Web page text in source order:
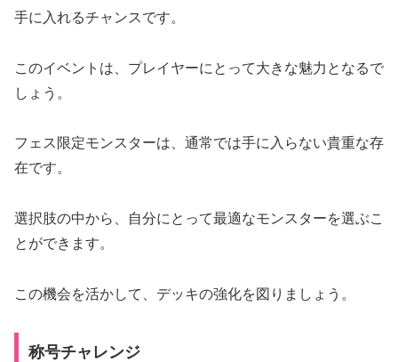
手に入れるチャンスです。
このイベントは、プレイヤーにとって大きな魅力となるで
しょう。
フェス限定モンスターは、通常では手に入らない貴重な存
在です。
選択肢の中から、自分にとって最適なモンスターを選ぶこ
とができます。
この機会を活かして、デッキの強化を図りましょう。
称号チャレンジ